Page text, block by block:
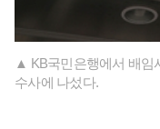
▲ KB국민은행에서 배임
수사에 나섰다.